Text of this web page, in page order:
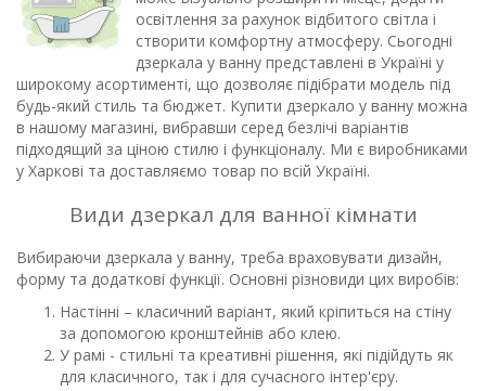
освітлення за рахунок відбитого світла і
створити комфортну атмосферу. Сьогодні
дзеркала у ванну представлені в Україні у
широкому асортименті, що дозволяє підібрати модель під
будь-який стиль та бюджет. Купити дзеркало у ванну можна
в нашому магазині, вибравши серед безлічі варіантів
підходящий за ціною стилю і функціоналу. Ми є виробниками
у Харкові та доставляємо товар по всій Україні.
Види дзеркал для ванної кімнати
Вибираючи дзеркала у ванну, треба враховувати дизайн,
форму та додаткові функції. Основні різновиди цих виробів:
Настінні – класичний варіант, який кріпиться на стіну
за допомогою кронштейнів або клею.
У рамі - стильні та креативні рішення, які підійдуть як
для класичного, так і для сучасного інтер'єру.